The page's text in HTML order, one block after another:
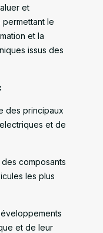
et
le
et la
issus des
des principaux
et de
composants
les plus
et de leur